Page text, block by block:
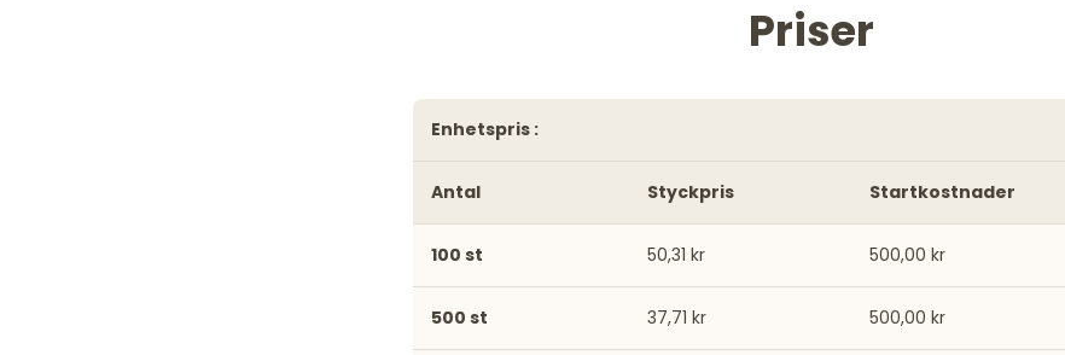
Priser
enhetspris :
Antal Styckpris Startkostnader
100 st 50,31 kr 500,00 kr
500 st 37,71 kr 500,00 kr